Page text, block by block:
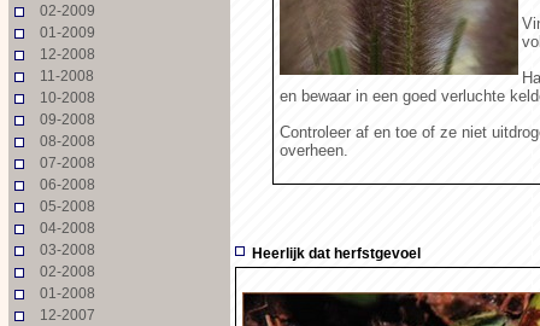
02-2009
01-2009
12-2008
11-2008
10-2008
09-2008
08-2008
07-2008
06-2008
05-2008
04-2008
03-2008
02-2008
01-2008
12-2007
en bewaar in een goed verluchte
Controleer af en toe of ze niet
overheen.
Heerlijk dat herfstgevoel